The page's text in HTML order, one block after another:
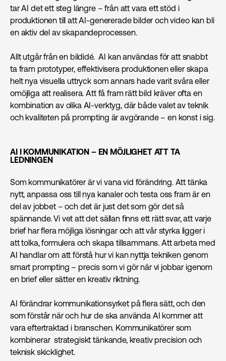
tar AI det ett steg längre – från att vara ett stöd i
produktionen till att AI-genererade bilder och video kan bli
en aktiv del av skapandeprocessen.
Allt utgår från en bildidé. AI kan användas för att snabbt
ta fram prototyper, effektivisera produktionen eller skapa
helt nya visuella uttryck som annars hade varit svåra eller
omöjliga att realisera. Att få fram rätt bild kräver ofta en
kombination av olika AI-verktyg, där både valet av teknik
och kvaliteten på prompting är avgörande – en konst i sig.
AI I KOMMUNIKATION – EN MÖJLIGHET ATT TA
LEDNINGEN
Som kommunikatörer är vi vana vid förändring. Att tänka
nytt, anpassa oss till nya kanaler och testa oss fram är en
del av jobbet – och det är just det som gör det så
spännande. Vi vet att det sällan finns ett rätt svar, att varje
brief har flera möjliga lösningar och att vår styrka ligger i
att tolka, formulera och skapa tillsammans. Att arbeta med
AI handlar om att förstå hur vi kan nyttja tekniken genom
smart prompting – precis som vi gör när vi jobbar igenom
en brief eller sätter en kreativ riktning.
AI förändrar kommunikationsyrket på flera sätt, och den
som förstår när och hur de ska använda AI kommer att
vara eftertraktad i branschen. Kommunikatörer som
kombinerar strategiskt tänkande, kreativ precision och
teknisk skicklighet.